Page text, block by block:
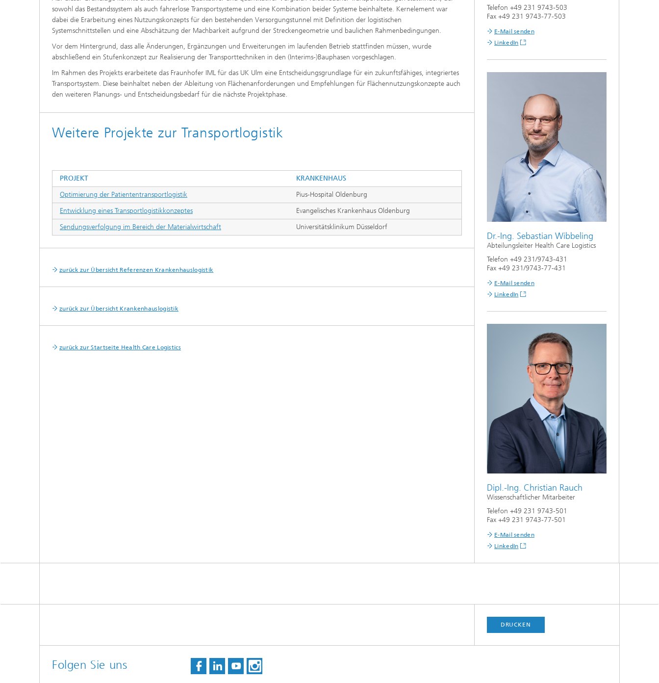
sowohl das Bestandssystem als auch fahrerlose Transportsysteme und eine Kombination beider Systeme beinhaltete. Kernelement war
dabei die Erarbeitung eines Nutzungskonzepts für den bestehenden Versorgungstunnel mit Definition der logistischen
Systemschnittstellen und eine Abschätzung der Machbarkeit aufgrund der Streckengeometrie und baulichen Rahmenbedingungen.
Vor dem Hintergrund, dass alle Änderungen, Ergänzungen und Erweiterungen im laufenden Betrieb stattfinden müssen, wurde
abschließend ein Stufenkonzept zur Realisierung der Transporttechniken in den (Interims-)Bauphasen vorgeschlagen.
Im Rahmen des Projekts erarbeitete das Fraunhofer IML für das UK Ulm eine Entscheidungsgrundlage für ein zukunftsfähiges, integriertes
Transportsystem. Diese beinhaltet neben der Ableitung von Flächenanforderungen und Empfehlungen für Flächennutzungskonzepte auch
den weiteren Planungs- und Entscheidungsbedarf für die nächste Projektphase.
Weitere Projekte zur Transportlogistik
PROJEKT
KRANKENHAUS
Optimierung der Patiententransportlogistik
Pius-Hospital Oldenburg
Entwicklung eines Transportlogistikkonzeptes
Evangelisches Krankenhaus Oldenburg
Sendungsverfolgung im Bereich der Materialwirtschaft
Universitätsklinikum Düsseldorf
zurück zur Übersicht Referenzen Krankenhauslogistik
zurück zur Übersicht Krankenhauslogistik
zurück zur Startseite Health Care Logistics
Telefon +49 231 9743-503
Fax +49 231 9743-77-503
E-Mail senden
LinkedIn
Dr.-Ing. Sebastian Wibbeling
Abteilungsleiter Health Care Logistics
Telefon +49 231/9743-431
Fax +49 231/9743-77-431
E-Mail senden
LinkedIn
Dipl.-Ing. Christian Rauch
Wissenschaftlicher Mitarbeiter
Telefon +49 231 9743-501
Fax +49 231 9743-77-501
E-Mail senden
LinkedIn
DRUCKEN
Folgen Sie uns